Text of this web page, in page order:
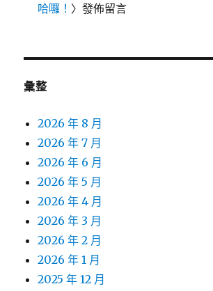
哈囉！ 〉發佈留言
彙整
2026 年 8 月
2026 年 7 月
2026 年 6 月
2026 年 5 月
2026 年 4 月
2026 年 3 月
2026 年 2 月
2026 年 1 月
2025 年 12 月